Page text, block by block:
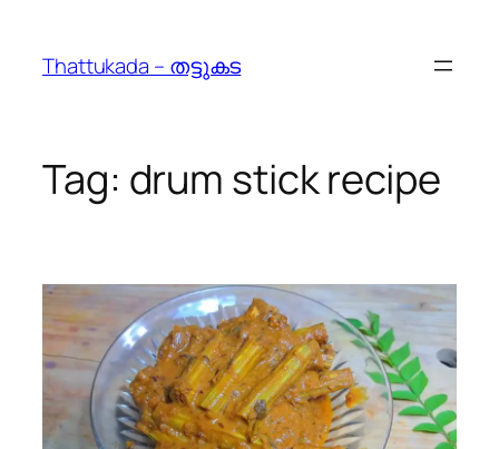
content
Thattukada – തട്ടുകട
Tag: drum stick recipe